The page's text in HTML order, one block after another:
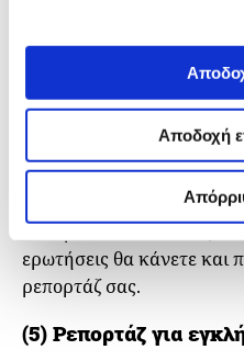
Αποδοχή
πηγαίνει πίσω χιλιάδες
πολέμους, θρησκείες και
Μαθαίνοντας την
πλαίσιο θα καταφέρετε
μελλοντικές εξελίξεις
να εξελιχθεί η
Χρησιμοποιήστε αυτά που
καθορίσετε από ποιους θα
ερωτήσεις θα κάνετε και
ρεπορτάζ σας.
(5) Ρεπορτάζ για